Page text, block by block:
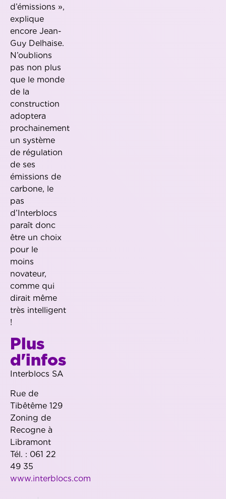
d’émissions »,
explique
encore Jean-
Guy Delhaise.
N’oublions
pas non plus
que le monde
de la
construction
adoptera
prochainement
un système
de régulation
de ses
émissions de
carbone, le
pas
d’Interblocs
paraît donc
être un choix
pour le
moins
novateur,
comme qui
dirait même
très intelligent
!
Plus
d'infos
Interblocs SA
Rue de
Tibêtême 129
Zoning de
Recogne à
Libramont
Tél. : 061 22
49 35
www.interblocs.com